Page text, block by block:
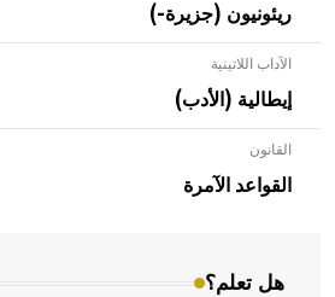
ريئونيون (جزيرة-)
الآداب اللاتينية
إيطالية (الأدب)
القانون
القواعد الآمرة
هل تعلم؟
- هل تعلم أن الأبلق نوع من الفنون
بالعمارة الإسلامية في بلاد الشام
المعمار على بناء مداميكه وخاصة في